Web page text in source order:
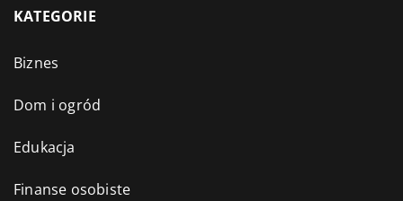
KATEGORIE
Biznes
Dom i ogród
Edukacja
Finanse osobiste